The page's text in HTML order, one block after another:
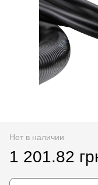
Нет в наличии
1 201.82